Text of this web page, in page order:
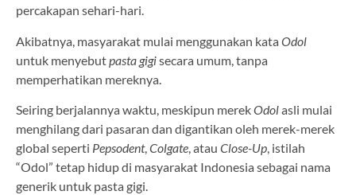
percakapan sehari-hari.
Akibatnya, masyarakat mulai menggunakan kata Odol
untuk menyebutpasta gigisecara umum, tanpa
memperhatikan mereknya.
Seiring berjalannya waktu, meskipun merekOdolasli mulai
menghilang dari pasaran dan digantikan oleh merek-merek
global seperti Pepsodent,Colgate, atau Close-Up, istilah
“Odol” tetap hidup di masyarakat Indonesia sebagai nama
generik untuk pasta gigi.